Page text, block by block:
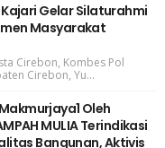
Gelar Silaturahmi
Masyarakat
Cirebon, Kombes Pol
Cirebon, Yu...
Oleh
MULIA Terindikasi
Bangunan, Aktivis